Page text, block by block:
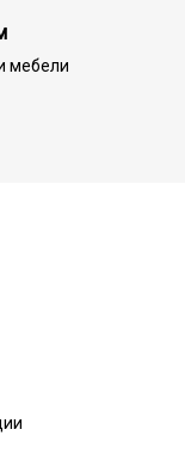
мебели